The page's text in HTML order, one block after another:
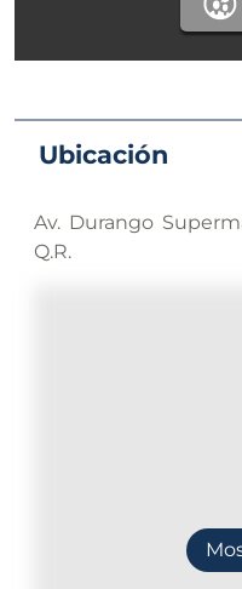
Ubicación
Av. Durango
Q.R.